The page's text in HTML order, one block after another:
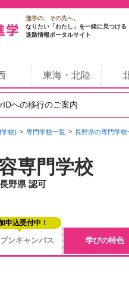
進学の、その先へ。
なりたい「わたし」を一緒に見つける
進路情報ポータルサイト
東海・北陸
への移行のご案内
校) 専門学校一覧 長野県の専門学校
専門学校
野県 認可
ンキャンパス
申込受付中！
学びの特色